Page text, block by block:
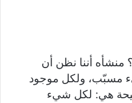
منشأه أننا نظن أن
مسبّب، ولكل موجود
هي: لكل شيء